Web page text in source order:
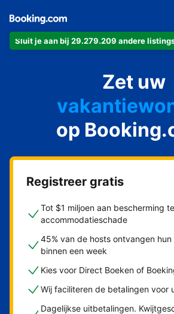
Sluit je aan bij 29.279.209 andere
Zet uw
hotel
pension
bed &
op
Registreer gratis
Tot $1 miljoen aan bescherming
accommodatieschade
45% van de hosts ontvangen
binnen een week
Kies voor Direct Boeken of
Wij faciliteren de betalingen voor
Dagelijkse uitbetalingen.